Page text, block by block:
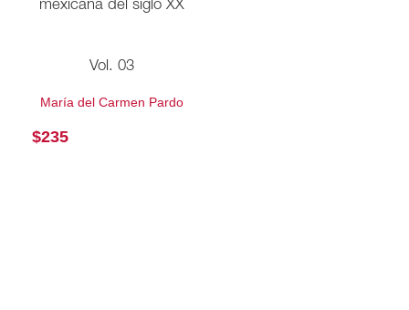
mexicana del siglo XX
Vol. 03
María del Carmen Pardo
$235